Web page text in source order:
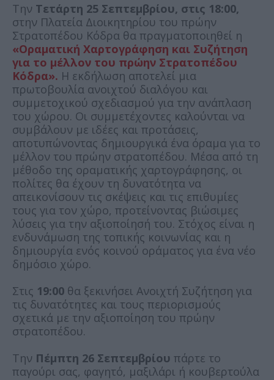
Την Τετάρτη 25 Σεπτεμβρίου, στις 18:00,
στην Πλατεία Διοικητηρίου του πρώην
Στρατοπέδου Κόδρα θα πραγματοποιηθεί η
«Οραματική Χαρτογράφηση και Συζήτηση
για το μέλλον του πρώην Στρατοπέδου
Κόδρα». Η εκδήλωση αποτελεί μια
πρωτοβουλία ανοιχτού διαλόγου και
συμμετοχικού σχεδιασμού για την ανάπλαση
του χώρου. Οι συμμετέχοντες καλούνται να
συμβάλουν με ιδέες και προτάσεις,
αποτυπώνοντας δημιουργικά ένα όραμα για το
μέλλον του πρώην στρατοπέδου. Μέσα από τη
μέθοδο της οραματικής χαρτογράφησης, οι
πολίτες θα έχουν τη δυνατότητα να
απεικονίσουν τις σκέψεις και τις επιθυμίες
τους για τον χώρο, προτείνοντας βιώσιμες
λύσεις για την αξιοποίησή του. Στόχος είναι η
ενδυνάμωση της τοπικής κοινωνίας και η
δημιουργία ενός κοινού οράματος για ένα νέο
δημόσιο χώρο.
Στις 19:00 θα ξεκινήσει Ανοιχτή Συζήτηση για
τις δυνατότητες και τους περιορισμούς
σχετικά με την αξιοποίηση του πρώην
στρατοπέδου.
Την Πέμπτη 26 Σεπτεμβρίου πάρτε το
παγούρι σας, φαγητό, μαξιλάρι ή κουβερτούλα